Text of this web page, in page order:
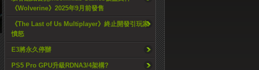
《Wolverine》2025年9月前發售
《The Last of Us Multiplayer》終止開發引玩家
憤怒
E3將永久停辦
PS5 Pro GPU升級RDNA3/4架構?